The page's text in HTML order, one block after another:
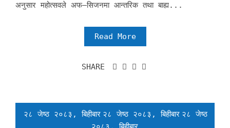
अनुसार महोत्सवले अफ–सिजनमा आन्तरिक तथा बाह्य...
Read More
SHARE
२८ जेष्ठ २०८३, बिहीबार २८ जेष्ठ २०८३, बिहीबार २८ जेष्ठ